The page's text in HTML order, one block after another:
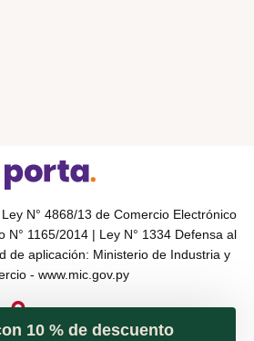
N° 4868/13 de Comercio Electrónico
N° 1165/2014 | Ley N° 1334 Defensa al
de aplicación: Ministerio de Industria y
- www.mic.gov.py
10 % de descuento